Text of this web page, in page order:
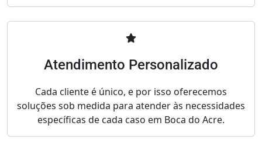
Atendimento Personalizado
Cada cliente é único, e por isso oferecemos
soluções sob medida para atender às necessidades
específicas de cada caso em Boca do Acre.